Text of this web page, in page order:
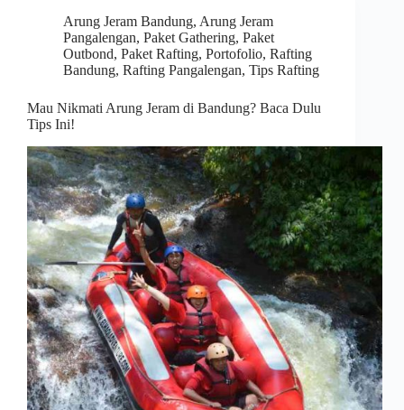
Arung Jeram Bandung, Arung Jeram
Pangalengan, Paket Gathering, Paket
Outbond, Paket Rafting, Portofolio, Rafting
Bandung, Rafting Pangalengan, Tips Rafting
Mau Nikmati Arung Jeram di Bandung? Baca Dulu
Tips Ini!